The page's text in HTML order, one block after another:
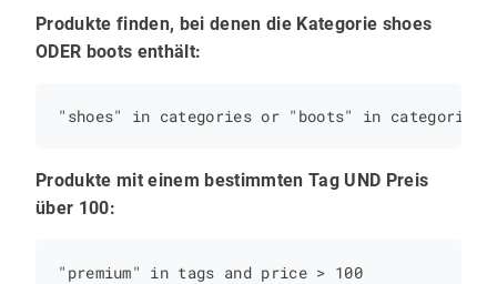
Produkte finden, bei denen die Kategorie shoes
ODER boots enthält:
Produkte mit einem bestimmten Tag UND Preis
über 100: